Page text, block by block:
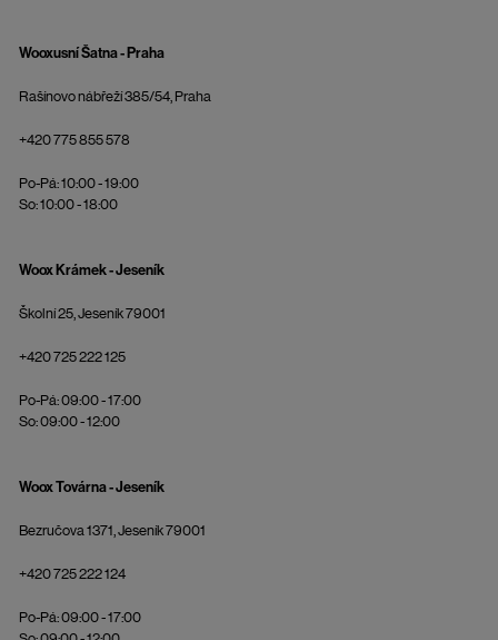
Wooxusní Šatna - Praha
Rašínovo nábřeží 385/54, Praha
+420 775 855 578
Po-Pá: 10:00 - 19:00
So: 10:00 - 18:00
Woox Krámek - Jeseník
Školní 25, Jeseník 79001
+420 725 222 125
Po-Pá: 09:00 - 17:00
So: 09:00 - 12:00
Woox Továrna - Jeseník
Bezručova 1371, Jeseník 79001
+420 725 222 124
Po-Pá: 09:00 - 17:00